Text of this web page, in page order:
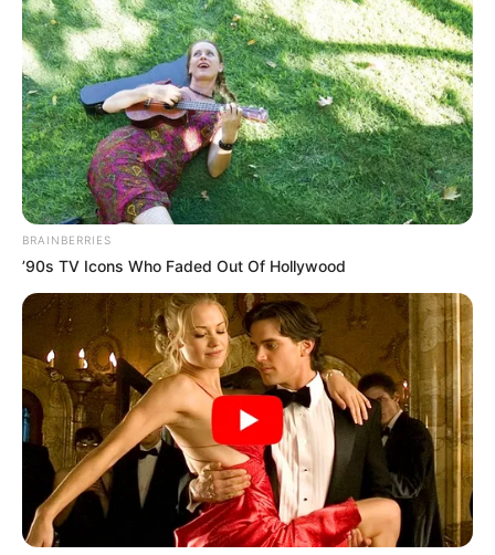
AMBIENTALISTAS CAR
CAR CUNDINAMARCA
LOCALIDAD DE SUBA
MANTÉNGASE EN ALERTA
Tenemos todas las noticias que le
interesan. Para estar bien informado, por
favor, active las notificaciones de Alerta.
ACTIVAR AHORA
TEMAS DESTACADOS
RECIBO DEL AGUA
LOCALIDAD DE USAQUÉN
CUNDINAMARCA
DESAPARECIDOS
CORTES DE LUZ
LOCALIDAD DE ENGATIVÁ
REGIOTRAM DE OCCIDENTE
LOCALIDAD DE SUBA
BRAINBERRIES
’90s TV Icons Who Faded Out Of Hollywood